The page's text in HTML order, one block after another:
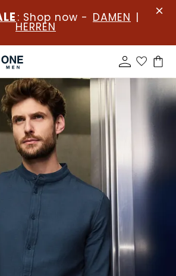
: Shop now - DAMEN |
HERREN